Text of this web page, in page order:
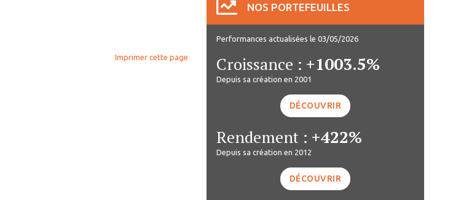
Imprimer cette page
NOS PORTEFEUILLES
Performances actualisées le 03/05/2026
Croissance : +1003.5%
Depuis sa création en 2001
DÉCOUVRIR
Rendement : +422%
Depuis sa création en 2012
DÉCOUVRIR